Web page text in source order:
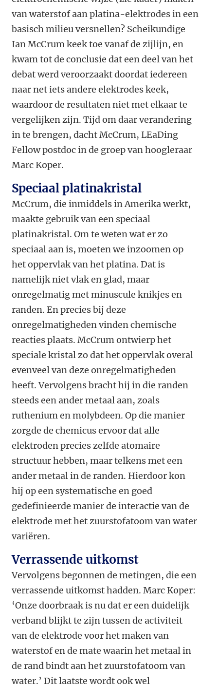
van waterstof aan platina-elektrodes in een
basisch milieu versnellen? Scheikundige
Ian McCrum keek toe vanaf de zijlijn, en
kwam tot de conclusie dat een deel van het
debat werd veroorzaakt doordat iedereen
naar net iets andere elektrodes keek,
waardoor de resultaten niet met elkaar te
vergelijken zijn. Tijd om daar verandering
in te brengen, dacht McCrum, LEaDing
Fellow postdoc in de groep van hoogleraar
Marc Koper.
Speciaal platinakristal
McCrum, die inmiddels in Amerika werkt,
maakte gebruik van een speciaal
platinakristal. Om te weten wat er zo
speciaal aan is, moeten we inzoomen op
het oppervlak van het platina. Dat is
namelijk niet vlak en glad, maar
onregelmatig met minuscule knikjes en
randen. En precies bij deze
onregelmatigheden vinden chemische
reacties plaats. McCrum ontwierp het
speciale kristal zo dat het oppervlak overal
evenveel van deze onregelmatigheden
heeft. Vervolgens bracht hij in die randen
steeds een ander metaal aan, zoals
ruthenium en molybdeen. Op die manier
zorgde de chemicus ervoor dat alle
elektroden precies zelfde atomaire
structuur hebben, maar telkens met een
ander metaal in de randen. Hierdoor kon
hij op een systematische en goed
gedefinieerde manier de interactie van de
elektrode met het zuurstofatoom van water
variëren.
Verrassende uitkomst
Vervolgens begonnen de metingen, die een
verrassende uitkomst hadden. Marc Koper:
‘Onze doorbraak is nu dat er een duidelijk
verband blijkt te zijn tussen de activiteit
van de elektrode voor het maken van
waterstof en de mate waarin het metaal in
de rand bindt aan het zuurstofatoom van
water.’ Dit laatste wordt ook wel